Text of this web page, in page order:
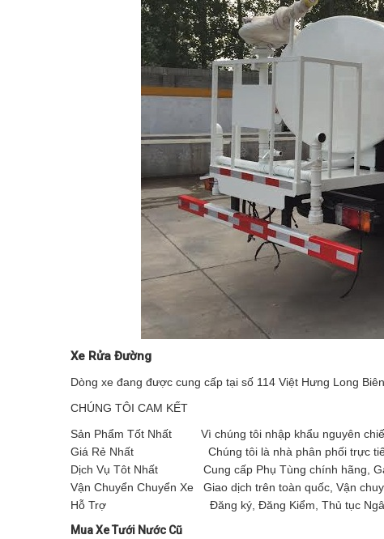
Xe Rửa Đường
Dòng xe đang được cung cấp tại số 114 Việt Hưng Long
CHÚNG TÔI CAM KẾT
Sản Phẩm Tốt Nhất Vì chúng tôi nhập khẩu nguyên
Giá Rẻ Nhất Chúng tôi là nhà phân phối trực tiếp
Dịch Vụ Tôt Nhất Cung cấp Phụ Tùng chính hãng,
Vận Chuyển Chuyển Xe Giao dịch trên toàn quốc, Vận
Hỗ Trợ Đăng ký, Đăng Kiểm, Thủ tục Ngân
Mua Xe Tưới Nước Cũ